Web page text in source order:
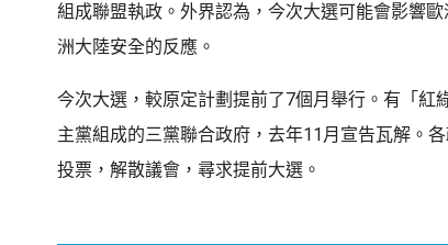
組成聯盟執政。外界認為，今次大選可能會影響
洲大陸安全的反應。
今次大選，較原定計劃提前了7個月舉行。有「紅
主黨組成的三黨聯合政府，去年11月宣告瓦解。
投票，解散議會，尋求提前大選。